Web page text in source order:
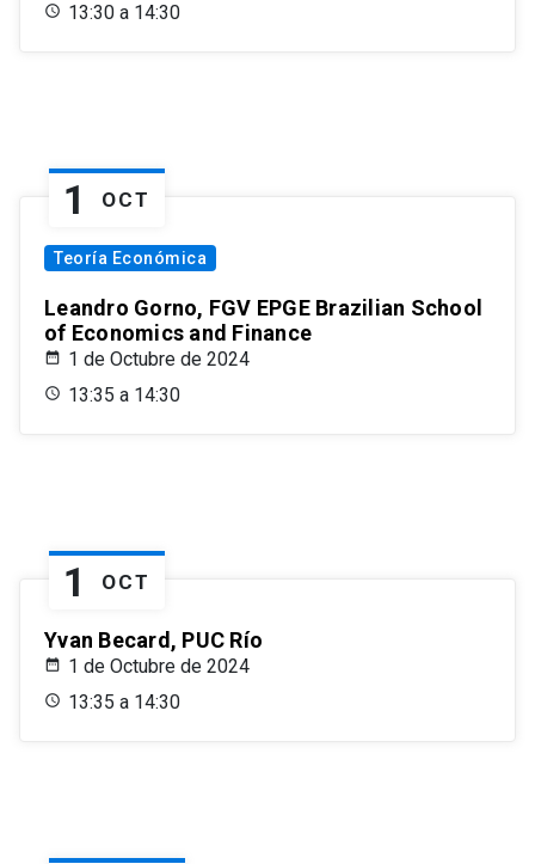
13:30 a 14:30
1 OCT
Teoría Económica
Leandro Gorno, FGV EPGE Brazilian School
of Economics and Finance
1 de Octubre de 2024
13:35 a 14:30
1 OCT
Yvan Becard, PUC Río
1 de Octubre de 2024
13:35 a 14:30